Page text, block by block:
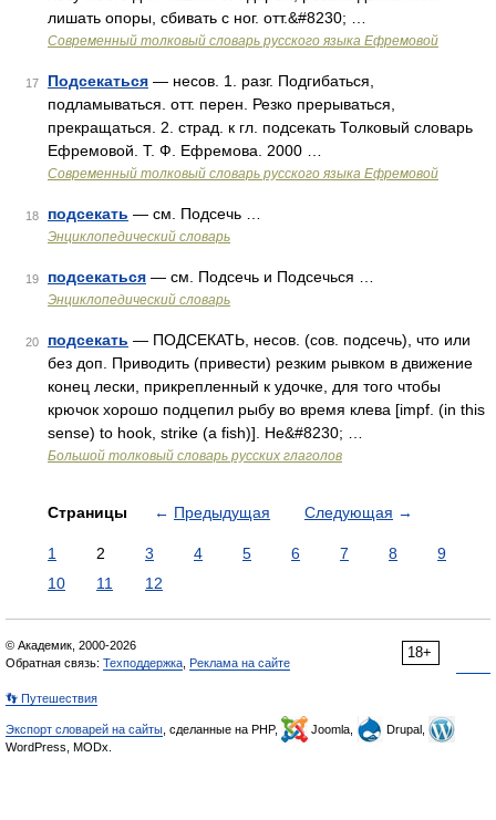
лишать опоры, сбивать с ног. отт.&#8230; …
Современный толковый словарь русского языка Ефремовой
17 Подсекаться — несов. 1. разг. Подгибаться,
подламываться. отт. перен. Резко прерываться,
прекращаться. 2. страд. к гл. подсекать Толковый словарь
Ефремовой. Т. Ф. Ефремова. 2000 …
Современный толковый словарь русского языка Ефремовой
18 подсекать — см. Подсечь …
Энциклопедический словарь
19 подсекаться — см. Подсечь и Подсечься …
Энциклопедический словарь
20 подсекать — ПОДСЕКАТЬ, несов. (сов. подсечь), что или
без доп. Приводить (привести) резким рывком в движение
конец лески, прикрепленный к удочке, для того чтобы
крючок хорошо подцепил рыбу во время клева [impf. (in this
sense) to hook, strike (a fish)]. Не&#8230; …
Большой толковый словарь русских глаголов
Страницы ← Предыдущая Следующая →
1 2 3 4 5 6 7 8
9
10
11 12
18+
© Академик, 2000-2026
Обратная связь: Техподдержка Реклама на сайте
👣 Путешествия
Экспорт словарей на сайты , сделанные на PHP, Joomla,
Drupal,
WordPress, MODx.